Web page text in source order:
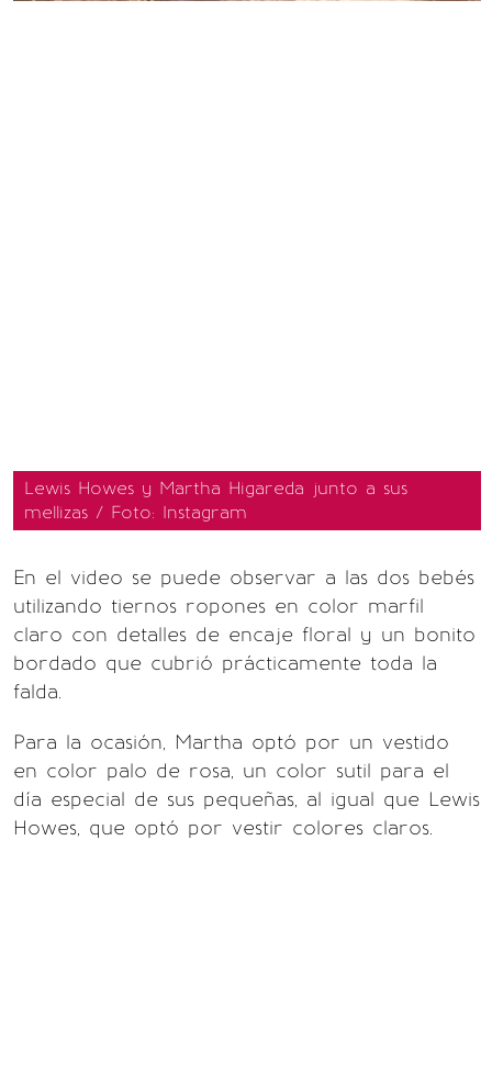
Lewis Howes y Martha Higareda junto a sus
mellizas / Foto: Instagram
En el video se puede observar a las dos bebés
utilizando tiernos ropones en color marfil
claro con detalles de encaje floral y un bonito
bordado que cubrió prácticamente toda la
falda.
Para la ocasión, Martha optó por un vestido
en color palo de rosa, un color sutil para el
día especial de sus pequeñas, al igual que Lewis
Howes, que optó por vestir colores claros.